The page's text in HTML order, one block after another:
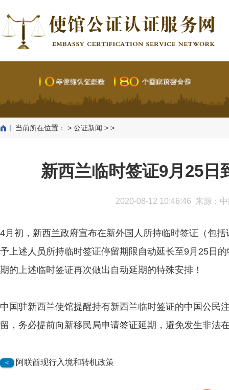
当前所在位置： > 公证新闻 > >
新西兰临时签证9月25日
2020-08-12 10:46:46 来源：
4月初，新西兰政府宣布在新外国人所持临时签证（包
予上述人员所持临时签证停留期限自动延长至9月25日
期的上述临时签证再次做出自动延期的特殊安排！
中国驻新西兰使馆提醒持有新西兰临时签证的中国公民
留，务必提前向新移民局申请签证延期，避免发生非法
< 阿联酋现行入境和转机政策